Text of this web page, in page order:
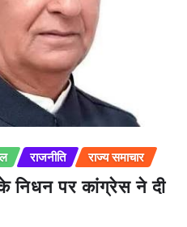
राजनीति राज्य समाचार
के निधन पर कांग्रेस ने दी